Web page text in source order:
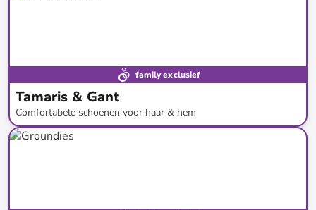
family exclusief
Tamaris & Gant
Comfortabele schoenen voor haar & hem
tot-49%*